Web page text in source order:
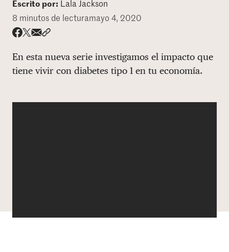
Quienes somos
DONAR
Escrito por: Lala Jackson
8 minutos de lecturamayo 4, 2020
En esta nueva serie investigamos el impacto que
tiene vivir con diabetes tipo 1 en tu economía.